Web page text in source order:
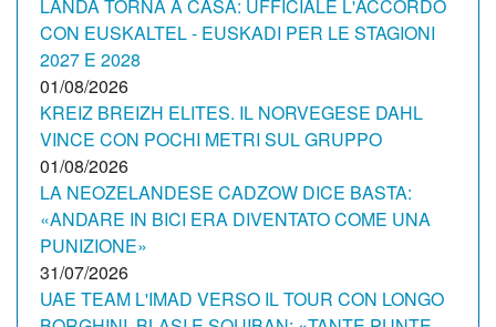
LANDA TORNA A CASA: UFFICIALE L'ACCORDO
CON EUSKALTEL - EUSKADI PER LE STAGIONI
2027 E 2028
01/08/2026
KREIZ BREIZH ELITES. IL NORVEGESE DAHL
VINCE CON POCHI METRI SUL GRUPPO
01/08/2026
LA NEOZELANDESE CADZOW DICE BASTA:
«ANDARE IN BICI ERA DIVENTATO COME UNA
PUNIZIONE»
31/07/2026
UAE TEAM L'IMAD VERSO IL TOUR CON LONGO